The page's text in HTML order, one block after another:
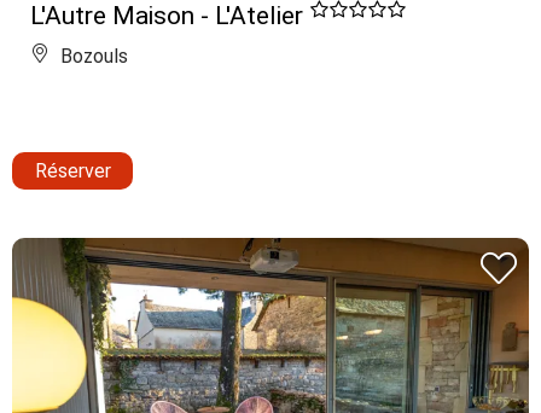
L'Autre Maison - L'Atelier
Bozouls
Réserver